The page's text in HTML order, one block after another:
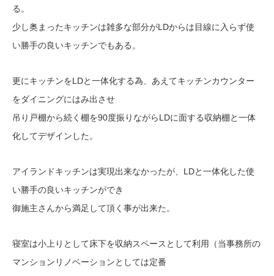
る。
少し奥まったキッチンは雑多な部分がLDからは目線に入らず使
い勝手の良いキッチンでもある。
更にキッチンをLDと一体化する為、あえてキッチンカウンター
をダイニングにはみ出させ
吊り戸棚から続く棚を90度振りながらLDに面する収納棚と一体
化してデザインした。
アイランドキッチンは実現出来なかったが、LDと一体化した使
い勝手の良いキッチンができ
御施主さんから満足して頂く事が出来た。
寝室は小上りとして床下を収納スペースとして利用（当事務所の
マンションリノベーションとしては定番